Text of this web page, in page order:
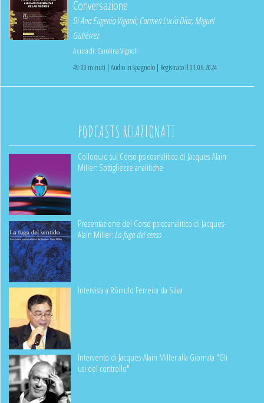
Conversazione
DiAna Eugenia Viganó;Carmen Lucía Díaz;Miguel
Gutiérrez
A cura di: Carolina Vignoli
49:00 minuti | Audio in Spagnolo | Registrato il 01.06.2024
PODCASTS RELAZIONATI
Colloquio sul Corso psicoanalitico di Jacques-Alain
Miller: Sottigliezze analitiche
Presentazione del Corso psicoanalitico di Jacques-
Alain Miller:La fuga del senso
Intervista a Rômulo Ferreira da Silva
Intervento di Jacques-Alain Miller alla Giornata "Gli
usi del controllo"